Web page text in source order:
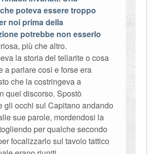
poteva essere troppo
noi prima della
potrebbe non esserlo
più che altro.
la storia del tellarite o cosa
a parlare così e forse era
che la costringeva a
quel discorso. Spostò
gli occhi sul Capitano andando
sue parole, mordendosi la
per qualche secondo
focalizzarlo sul tavolo tattico